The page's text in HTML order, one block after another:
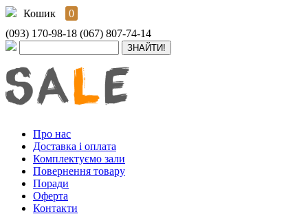
Кошик
0
(093) 170-98-18 (067) 807-74-14
Про нас
Доставка і оплата
Комплектуємо зали
Повернення товару
Поради
Оферта
Контакти